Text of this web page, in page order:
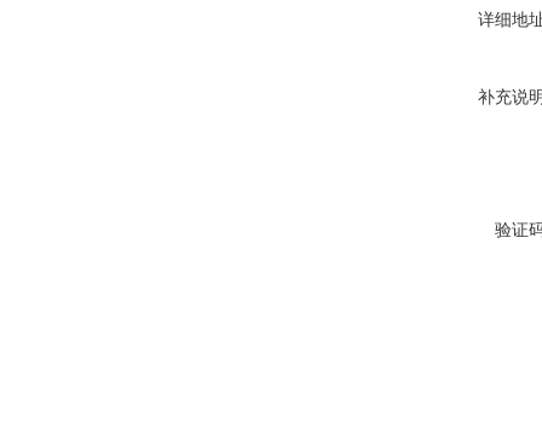
详细地
补充说
验证